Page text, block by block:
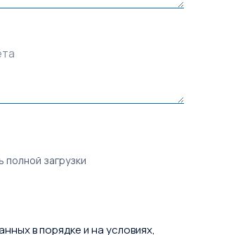
полной загрузки
в порядке и на условиях,